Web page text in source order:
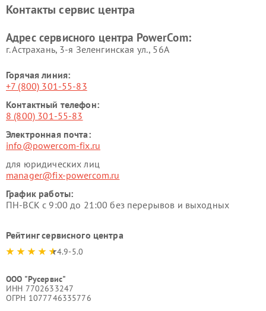
Контакты сервис центра
Адрес сервисного центра PowerCom:
г. Астрахань, 3-я Зеленгинская ул., 56А
Горячая линия:
+7 (800) 301-55-83
Контактный телефон:
8 (800) 301-55-83
Электронная почта:
info@powercom-fix.ru
для юридических лиц
manager@fix-powercom.ru
График работы:
ПН-ВСК с 9:00 до 21:00 без перерывов и выходных
Рейтинг сервисного центра
4.9-5.0
ООО "Русервис"
ИНН 7702633247
ОГРН 1077746335776